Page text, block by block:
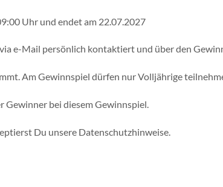
Uhr und endet am 22.07.2027
e-Mail persönlich kontaktiert und über den
Am Gewinnspiel dürfen nur Volljährige
Gewinner bei diesem Gewinnspiel.
Du unsere Datenschutzhinweise.